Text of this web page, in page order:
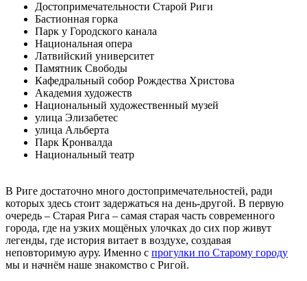
Достопримечательности Старой Риги
Бастионная горка
Парк у Городского канала
Национальная опера
Латвийский университет
Памятник Свободы
Кафедральный собор Рождества Христова
Академия художеств
Национальный художественный музей
улица Элизабетес
улица Альберта
Парк Кронвалда
Национальный театр
В Риге достаточно много достопримечательностей, ради
которых здесь стоит задержаться на день-другой. В первую
очередь – Старая Рига – самая старая часть современного
города, где на узких мощёных улочках до сих пор живут
легенды, где история витает в воздухе, создавая
неповторимую ауру. Именно с прогулки по Старому городу
мы и начнём наше знакомство с Ригой.